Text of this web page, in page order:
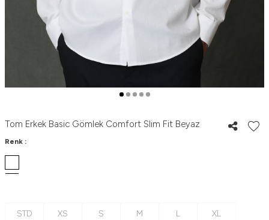
Tom Erkek Basic Gömlek Comfort Slim Fit Beyaz
Renk :
STD XS S M L XL